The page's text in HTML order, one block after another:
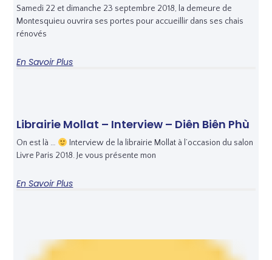
Samedi 22 et dimanche 23 septembre 2018, la demeure de
Montesquieu ouvrira ses portes pour accueillir dans ses chais
rénovés
En Savoir Plus
Librairie Mollat – Interview – Diên Biên Phù
On est là …
Interview de la librairie Mollat à l’occasion du salon
Livre Paris 2018. Je vous présente mon
En Savoir Plus